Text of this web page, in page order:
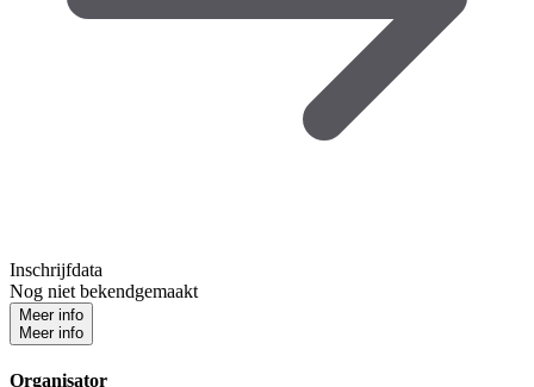
Inschrijfdata
Nog niet bekendgemaakt
Meer info
Meer info
Organisator